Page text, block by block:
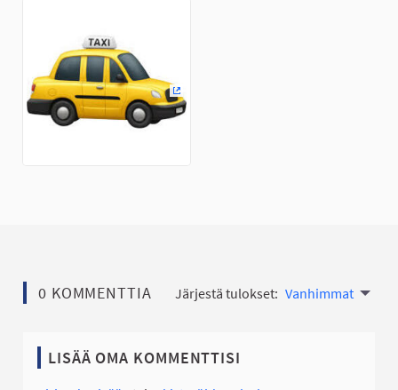
(Ulkoinen linkki)
0 KOMMENTTIA Järjestä tulokset: Vanhimmat
LISÄÄ OMA KOMMENTTISI